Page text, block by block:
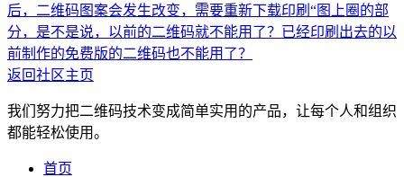
后，二维码图案会发生改变，需要重新下载印刷“图上圈的部
分，是不是说，以前的二维码就不能用了？已经印刷出去的以
前制作的免费版的二维码也不能用了？
返回社区主页
我们努力把二维码技术变成简单实用的产品，让每个人和组织
都能轻松使用。
首页